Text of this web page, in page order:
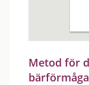
Metod för